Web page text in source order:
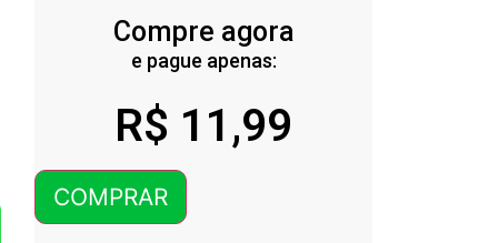
Compre agora
e pague apenas:
R$ 11,99
COMPRAR